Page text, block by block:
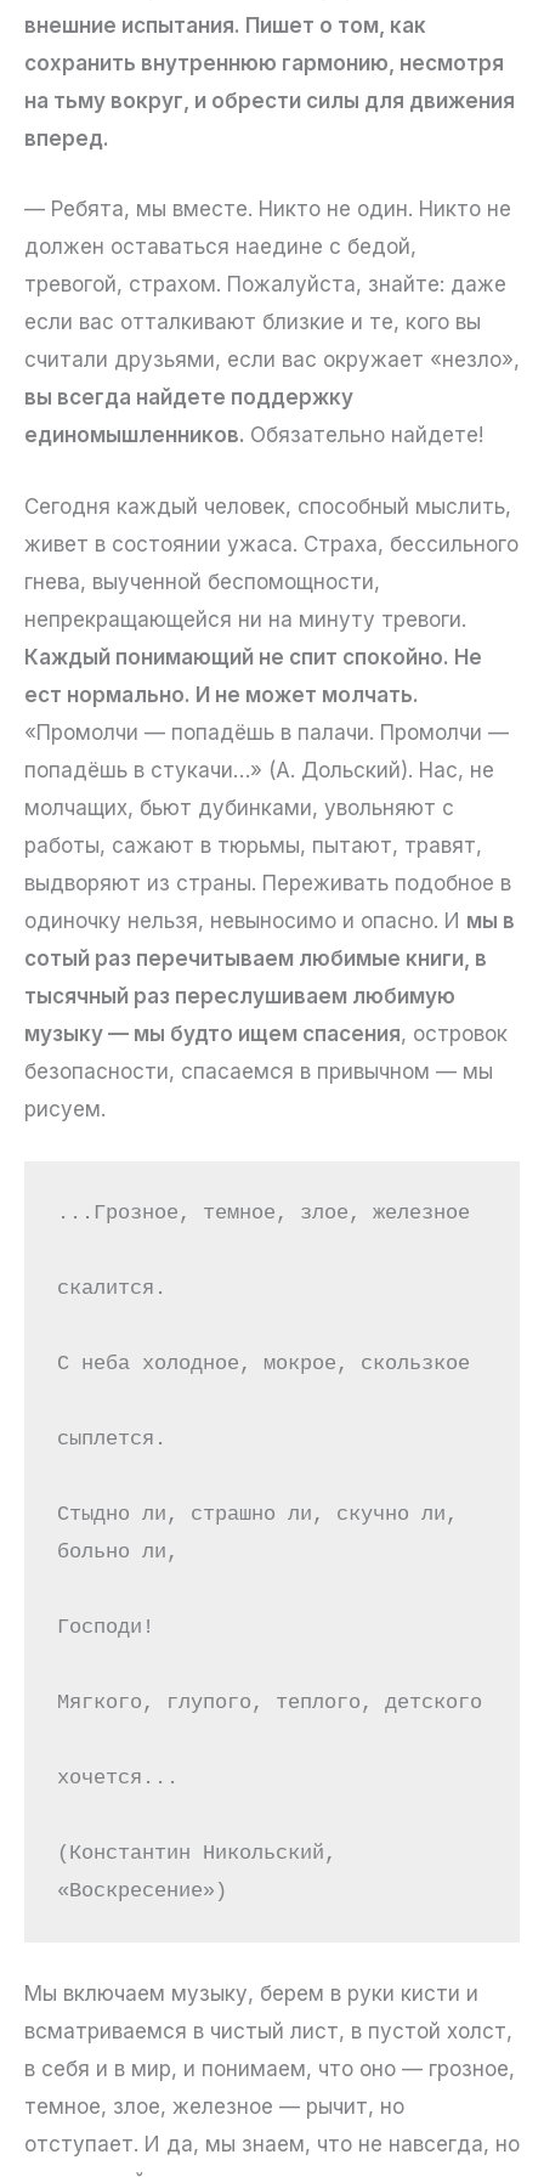
внешние испытания. Пишет о том, как
сохранить внутреннюю гармонию, несмотря
на тьму вокруг, и обрести силы для движения
вперед.
— Ребята, мы вместе. Никто не один. Никто не
должен оставаться наедине с бедой,
тревогой, страхом. Пожалуйста, знайте: даже
если вас отталкивают близкие и те, кого вы
считали друзьями, если вас окружает «незло»,
вы всегда найдете поддержку
единомышленников. Обязательно найдете!
Сегодня каждый человек, способный мыслить,
живет в состоянии ужаса. Страха, бессильного
гнева, выученной беспомощности,
непрекращающейся ни на минуту тревоги.
Каждый понимающий не спит спокойно. Не
ест нормально. И не может молчать.
«Промолчи — попадёшь в палачи. Промолчи —
попадёшь в стукачи…» (А. Дольский). Нас, не
молчащих, бьют дубинками, увольняют с
работы, сажают в тюрьмы, пытают, травят,
выдворяют из страны. Переживать подобное в
одиночку нельзя, невыносимо и опасно. И мы в
сотый раз перечитываем любимые книги, в
тысячный раз переслушиваем любимую
музыку — мы будто ищем спасения, островок
безопасности, спасаемся в привычном — мы
рисуем.
...Грозное, темное, злое, железное
скалится.
С неба холодное, мокрое, скользкое
сыплется.
Стыдно ли, страшно ли, скучно ли,
больно ли,
Господи!
Мягкого, глупого, теплого, детского
хочется...
(Константин Никольский,
«Воскресение»)
Мы включаем музыку, берем в руки кисти и
всматриваемся в чистый лист, в пустой холст,
в себя и в мир, и понимаем, что оно — грозное,
темное, злое, железное — рычит, но
отступает. И да, мы знаем, что не навсегда, но